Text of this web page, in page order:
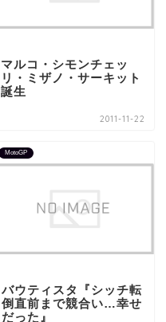
マルコ・シモンチェッ
リ・ミザノ・サーキット
誕生
2011-11-22
MotoGP
バウティスタ『シッチ転
倒直前まで競合い…幸せ
だった』